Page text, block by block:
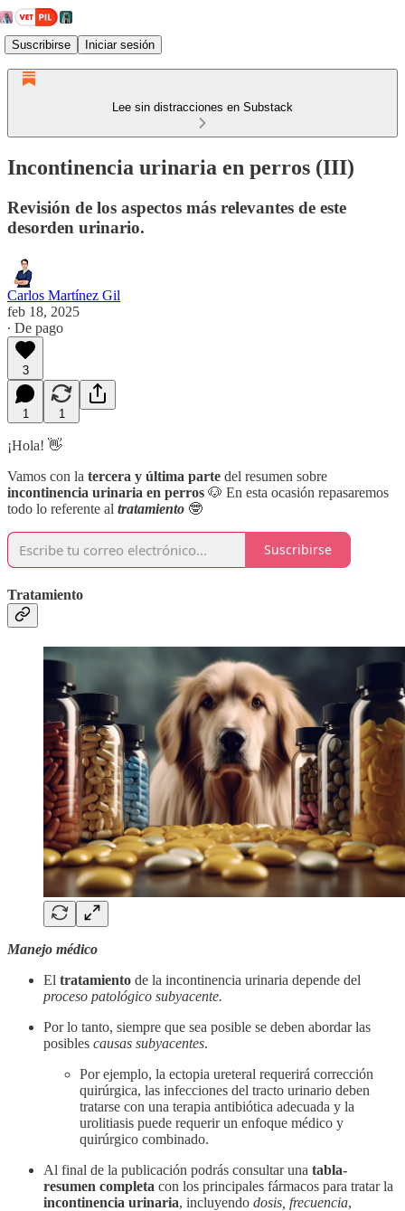
Suscribirse Iniciar sesión
Lee sin distracciones en Substack
Incontinencia urinaria en perros (III)
Revisión de los aspectos más relevantes de este
desorden urinario.
Carlos Martínez Gil
feb 18, 2025
∙ De pago
3
1 1
¡Hola! 👋
Vamos con la tercera y última parte del resumen sobre
incontinencia urinaria en perros 🐶 En esta ocasión repasaremos
todo lo referente al tratamiento 🤓
Suscribirse
Tratamiento
Manejo médico
El tratamiento de la incontinencia urinaria depende del
proceso patológico subyacente.
Por lo tanto, siempre que sea posible se deben abordar las
posibles causas subyacentes.
Por ejemplo, la ectopia ureteral requerirá corrección
quirúrgica, las infecciones del tracto urinario deben
tratarse con una terapia antibiótica adecuada y la
urolitiasis puede requerir un enfoque médico y
quirúrgico combinado.
Al final de la publicación podrás consultar una tabla-
resumen completa con los principales fármacos para tratar la
incontinencia urinaria, incluyendo dosis, frecuencia,